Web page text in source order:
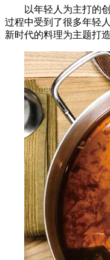
以年轻人为主打的
过程中受到了很多年轻
新时代的料理为主题打